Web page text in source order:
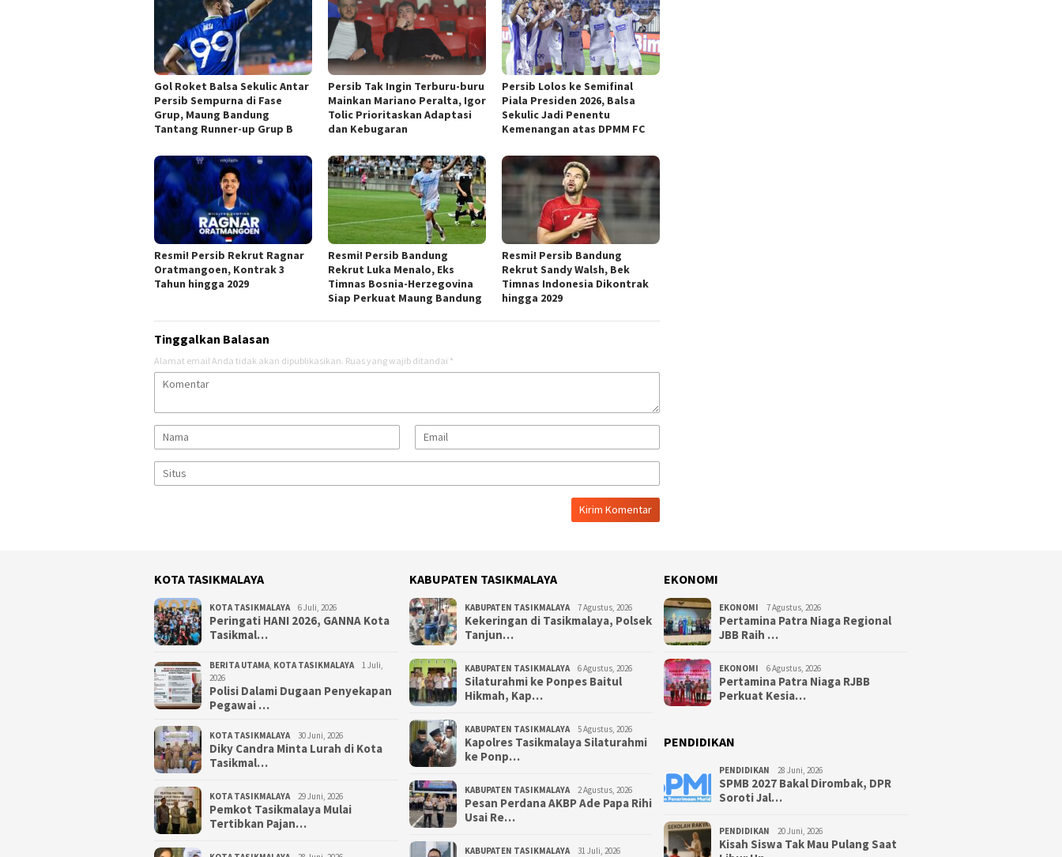
Gol Roket Balsa Sekulic Antar
Persib Sempurna di Fase
Grup, Maung Bandung
Tantang Runner-up Grup B
Persib Tak Ingin Terburu-buru
Mainkan Mariano Peralta, Igor
Tolic Prioritaskan Adaptasi
dan Kebugaran
Persib Lolos ke Semifinal
Piala Presiden 2026, Balsa
Sekulic Jadi Penentu
Kemenangan atas DPMM FC
Resmi! Persib Rekrut Ragnar
Oratmangoen, Kontrak 3
Tahun hingga 2029
Resmi! Persib Bandung
Rekrut Luka Menalo, Eks
Timnas Bosnia-Herzegovina
Siap Perkuat Maung Bandung
Resmi! Persib Bandung
Rekrut Sandy Walsh, Bek
Timnas Indonesia Dikontrak
hingga 2029
Tinggalkan Balasan
Alamat email Anda tidak akan dipublikasikan. Ruas yang wajib ditandai *
KOTA TASIKMALAYA
KOTA TASIKMALAYA 6 Juli, 2026
Peringati HANI 2026, GANNA Kota
Tasikmal…
BERITA UTAMA, KOTA TASIKMALAYA
1 Juli,
2026
Polisi Dalami Dugaan Penyekapan
Pegawai …
KOTA TASIKMALAYA 30 Juni, 2026
Diky Candra Minta Lurah di Kota
Tasikmal…
KOTA TASIKMALAYA 29 Juni, 2026
Pemkot Tasikmalaya Mulai
Tertibkan Pajan…
KABUPATEN TASIKMALAYA
KABUPATEN TASIKMALAYA 7 Agustus, 2026
Kekeringan di Tasikmalaya, Polsek
Tanjun…
KABUPATEN TASIKMALAYA 6 Agustus, 2026
Silaturahmi ke Ponpes Baitul
Hikmah, Kap…
KABUPATEN TASIKMALAYA 5 Agustus, 2026
Kapolres Tasikmalaya Silaturahmi
ke Ponp…
KABUPATEN TASIKMALAYA 2 Agustus, 2026
Pesan Perdana AKBP Ade Papa Rihi
Usai Re…
KABUPATEN TASIKMALAYA 31 Juli, 2026
EKONOMI
EKONOMI 7 Agustus, 2026
Pertamina Patra Niaga Regional
JBB Raih …
EKONOMI 6 Agustus, 2026
Pertamina Patra Niaga RJBB
Perkuat Kesia…
PENDIDIKAN
PENDIDIKAN 28 Juni, 2026
SPMB 2027 Bakal Dirombak, DPR
Soroti Jal…
PENDIDIKAN 20 Juni, 2026
Kisah Siswa Tak Mau Pulang Saat